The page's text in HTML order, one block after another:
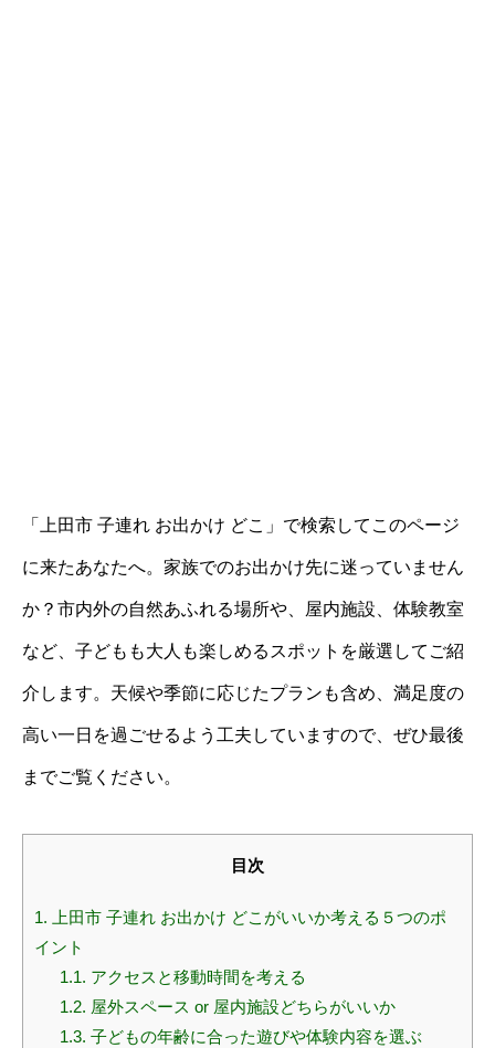
「上田市 子連れ お出かけ どこ」で検索してこのページ
に来たあなたへ。家族でのお出かけ先に迷っていません
か？市内外の自然あふれる場所や、屋内施設、体験教室
など、子どもも大人も楽しめるスポットを厳選してご紹
介します。天候や季節に応じたプランも含め、満足度の
高い一日を過ごせるよう工夫していますので、ぜひ最後
までご覧ください。
目次
1. 上田市 子連れ お出かけ どこがいいか考える５つのポ
イント
1.1. アクセスと移動時間を考える
1.2. 屋外スペース or 屋内施設どちらがいいか
1.3. 子どもの年齢に合った遊びや体験内容を選ぶ